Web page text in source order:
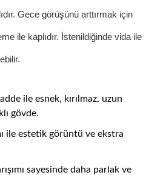
Gece görüşünü arttırmak için
ile kaplıdır. İstenildiğinde vida ile
ile esnek, kırılmaz, uzun
gövde.
ile estetik görüntü ve ekstra
sayesinde daha parlak ve